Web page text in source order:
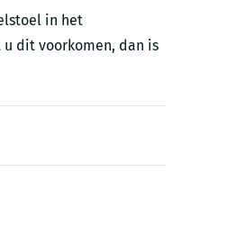
in het
dit voorkomen, dan is